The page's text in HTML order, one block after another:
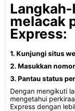
melacak
Express:
1. Kunjungi situs
2. Masukkan
3. Pantau status
Dengan mengikuti
mengetahui
Express dengan